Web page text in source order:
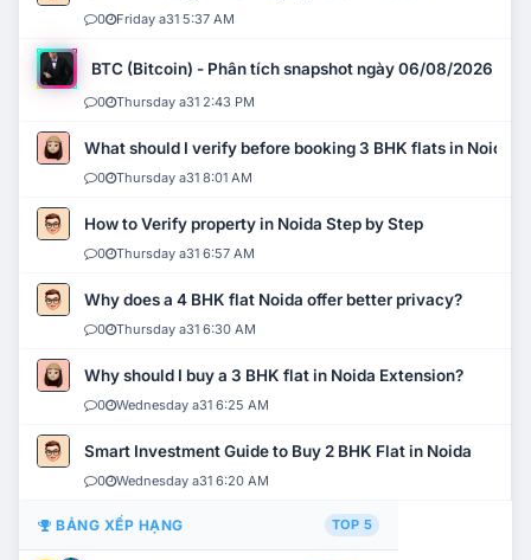
0 Friday a31 5:37 AM
BTC (Bitcoin) - Phân tích snapshot ngày 06/08/2026
0 Thursday a31 2:43 PM
What should I verify before booking 3 BHK flats in Noida?
0 Thursday a31 8:01 AM
How to Verify property in Noida Step by Step
0 Thursday a31 6:57 AM
Why does a 4 BHK flat Noida offer better privacy?
0 Thursday a31 6:30 AM
Why should I buy a 3 BHK flat in Noida Extension?
0 Wednesday a31 6:25 AM
Smart Investment Guide to Buy 2 BHK Flat in Noida
0 Wednesday a31 6:20 AM
BẢNG XẾP HẠNG TOP 5